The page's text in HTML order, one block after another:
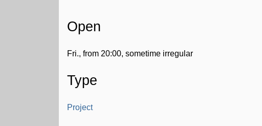
Open
Fri., from 20:00, sometime irregular
Type
Project